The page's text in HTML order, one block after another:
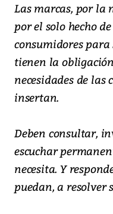
Las marcas, por la
por el solo hecho
consumidores para
tienen la
necesidades de las
insertan.
Deben consultar,
escuchar
necesita. Y
puedan, a resolver